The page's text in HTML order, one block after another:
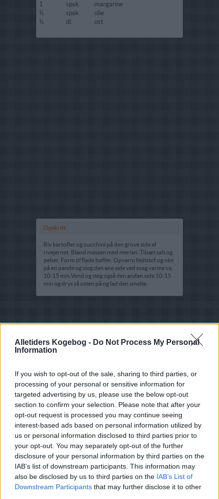
Alletiders Kogebog - Do Not Process My Personal
Information
If you wish to opt-out of the sale, sharing to third parties, or
processing of your personal or sensitive information for
targeted advertising by us, please use the below opt-out
section to confirm your selection. Please note that after your
opt-out request is processed you may continue seeing
interest-based ads based on personal information utilized by
us or personal information disclosed to third parties prior to
your opt-out. You may separately opt-out of the further
disclosure of your personal information by third parties on the
IAB’s list of downstream participants. This information may
also be disclosed by us to third parties on the IAB’s List of
Downstream Participants that may further disclose it to other
1
spsk.
margarine
½
spsk.
olie
½
dl. ost
Opskrift
Riv kartofler og zucchini på den grove side af
rivejernet. Bland massen med merian. Tilsæt salt og
peber. Form til flade bøffer. Opvarm fedtstof og olie
på en pande og steg den ene side ved svag varme ca.
10-15 min.Vend og steg også den anden side 10-15
min og drys så osten på og lad den smelte.
Opskriftsinfo